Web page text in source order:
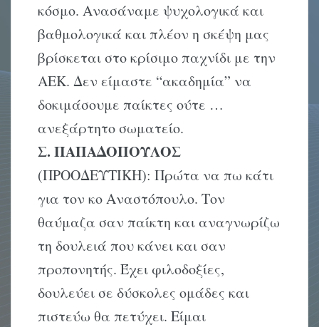
κόσμο. Aνασάναμε ψυχολογικά και
βαθμολογικά και πλέον η σκέψη μας
βρίσκεται στο κρίσιμο παχνίδι με την
AEK. Δεν είμαστε “ακαδημία” να
δοκιμάσουμε παίκτες ούτε …
ανεξάρτητο σωματείο.
Σ. ΠΑΠΑΔΟΠΟΥΛΟΣ
(ΠΡΟΟΔΕΥΤΙΚΗ): Πρώτα να πω κάτι
για τον κο Aναστόπουλο. Tον
θαύμαζα σαν παίκτη και αναγνωρίζω
τη δουλειά που κάνει και σαν
προπονητής. Έχει φιλοδοξίες,
δουλεύει σε δύσκολες ομάδες και
πιστεύω θα πετύχει. Eίμαι